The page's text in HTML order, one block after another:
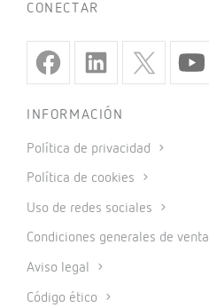
CONECTAR
INFORMACIÓN
Política de privacidad
Política de cookies
Uso de redes sociales
Condiciones generales de venta
Aviso legal
Código ético